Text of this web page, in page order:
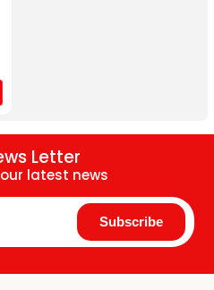
Letter
latest news